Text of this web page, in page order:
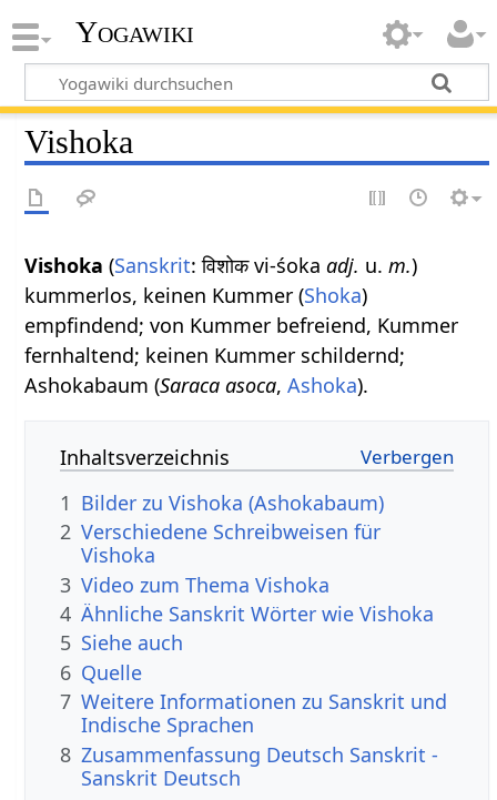
Yogawiki
Vishoka
Vishoka (Sanskrit: विशोक vi-śokaadj. u.m.)
kummerlos, keinen Kummer (Shoka)
empfindend; von Kummer befreiend, Kummer
fernhaltend; keinen Kummer schildernd;
Ashokabaum (Saraca asoca,Ashoka).
Inhaltsverzeichnis
1 Bilder zu Vishoka (Ashokabaum)
2 Verschiedene Schreibweisen für
Vishoka
3 Video zum Thema Vishoka
4 Ähnliche Sanskrit Wörter wie Vishoka
5 Siehe auch
6 Quelle
7 Weitere Informationen zu Sanskrit und
Indische Sprachen
8 Zusammenfassung Deutsch Sanskrit -
Sanskrit Deutsch